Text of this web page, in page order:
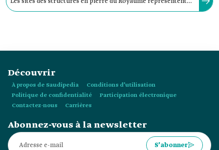
dont le nombre atteint :
Découvrir
À propos de Saudipedia
Conditions d’utilisation
Politique de confidentialité
Participation électronique
Contactez-nous
Carrières
Abonnez-vous à la newsletter
S’abonner